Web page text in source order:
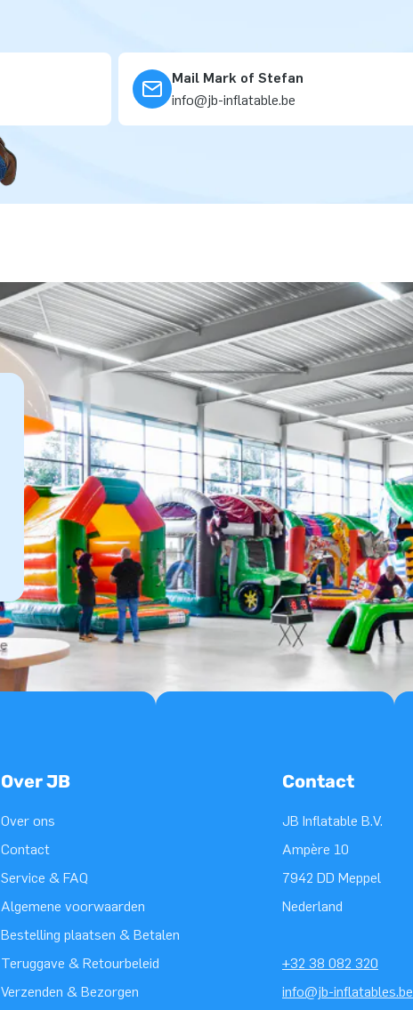
Mail Mark of Stefan
info@jb-inflatable.be
Over JB
Over ons
Contact
Service & FAQ
Algemene voorwaarden
Bestelling plaatsen & Betalen
Teruggave & Retourbeleid
Verzenden & Bezorgen
Contact
JB Inflatable B.V.
Ampère 10
7942 DD Meppel
Nederland
+32 38 082 320
info@jb-inflatables.be